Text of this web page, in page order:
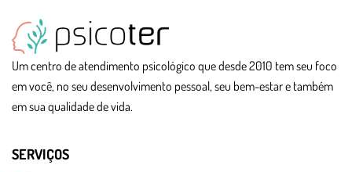
Um centro de atendimento psicológico que desde 2010 tem seu foco
em você, no seu desenvolvimento pessoal, seu bem-estar e também
em sua qualidade de vida.
SERVIÇOS